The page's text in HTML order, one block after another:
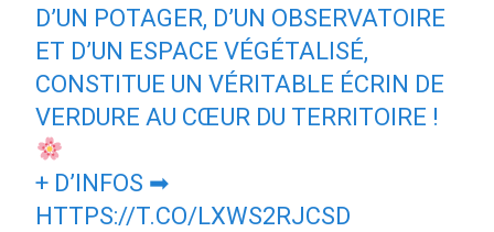
D’UN POTAGER, D’UN OBSERVATOIRE
ET D’UN ESPACE VÉGÉTALISÉ,
CONSTITUE UN VÉRITABLE ÉCRIN DE
VERDURE AU CŒUR DU TERRITOIRE !
+ D’INFOS ➡
HTTPS://T.CO/LXWS2RJCSD